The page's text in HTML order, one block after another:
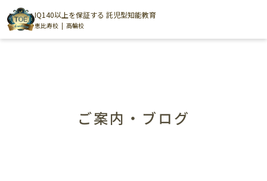
IQ140以上を保証する 託児型知能教育
恵比寿校 高輪校
ご案内・ブログ